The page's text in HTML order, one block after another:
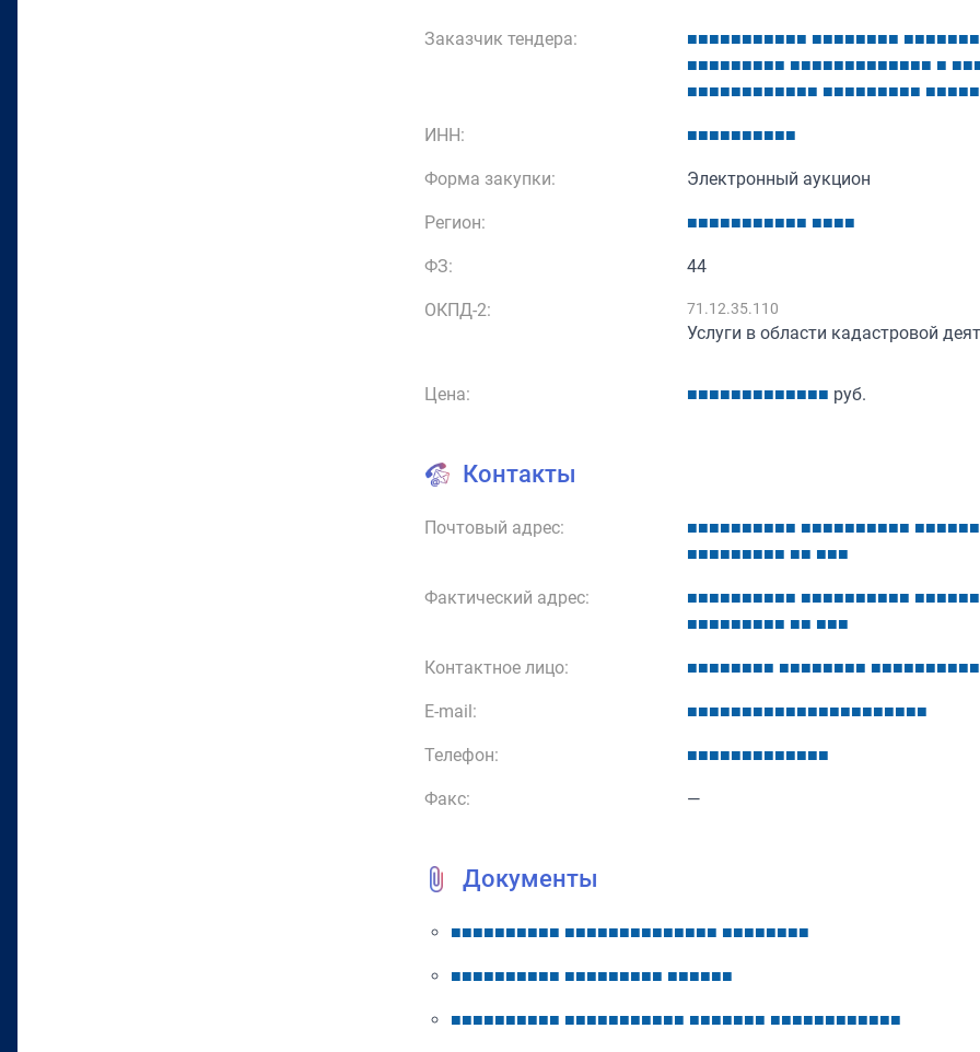
Заказчик тендера: ■■■■■■■■■■■ ■■■■■■■■ ■■■■■■■
■■■■■■■■■ ■■■■■■■■■■■■■ ■ ■■
■■■■■■■■■■■■ ■■■■■■■■■ ■■■■■
ИНН: ■■■■■■■■■■
Форма закупки: Электронный аукцион
Регион: ■■■■■■■■■■■ ■■■■
ФЗ: 44
ОКПД-2: 71.12.35.110
Услуги в области кадастровой
Цена: ■■■■■■■■■■■■■ руб.
Контакты
Почтовый адрес: ■■■■■■■■■■ ■■■■■■■■■■ ■■■■■■
■■■■■■■■■ ■■ ■■■
Фактический адрес: ■■■■■■■■■■ ■■■■■■■■■■ ■■■■■■
■■■■■■■■■ ■■ ■■■
Контактное лицо: ■■■■■■■■ ■■■■■■■■ ■■■■■■■■■■
E-mail: ■■■■■■■■■■■■■■■■■■■■■■
Телефон: ■■■■■■■■■■■■■
Факс: —
Документы
■■■■■■■■■■ ■■■■■■■■■■■■■■ ■■■■■■■■
■■■■■■■■■■ ■■■■■■■■■ ■■■■■■
■■■■■■■■■■ ■■■■■■■■■■■ ■■■■■■■ ■■■■■■■■■■■■